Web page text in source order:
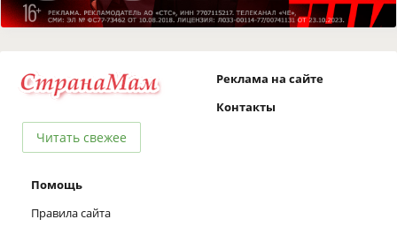
Читать свежее
Реклама на сайте
Контакты
Помощь
Правила сайта